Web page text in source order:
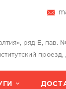
ряд Е, пав.
проезд,